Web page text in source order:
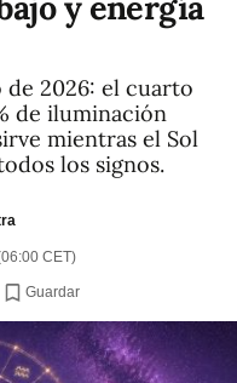
2026: el cuarto
de iluminación
mientras el Sol
los signos.
CET)
Guardar